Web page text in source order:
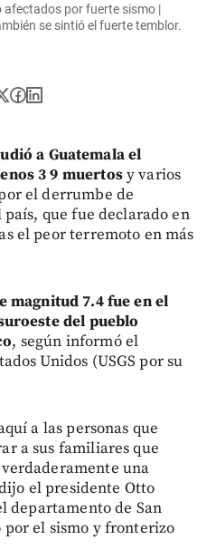
afectados por fuerte sismo |
se sintió el fuerte temblor.
a Guatemala el
3 9 muertosy varios
el derrumbe de
que fue declarado en
el peor terremoto en más
magnitud 7.4 fue en el
del pueblo
, según informó el
Unidos (USGS por su
a las personas que
a sus familiares que
una
el presidente Otto
departamento de San
por el sismo y fronterizo